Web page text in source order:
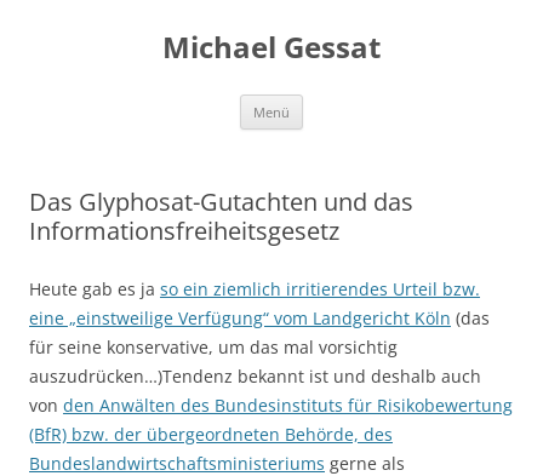
Michael Gessat
Menü
Das Glyphosat-Gutachten und das
Informationsfreiheitsgesetz
Heute gab es ja so ein ziemlich irritierendes Urteil bzw.
eine „einstweilige Verfügung“ vom Landgericht Köln (das
für seine konservative, um das mal vorsichtig
auszudrücken…)Tendenz bekannt ist und deshalb auch
von den Anwälten des Bundesinstituts für Risikobewertung
(BfR) bzw. der übergeordneten Behörde, des
Bundeslandwirtschaftsministeriums gerne als